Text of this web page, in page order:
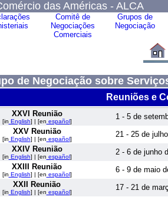
das Américas - ALCA
Comitê de
Negociações
Comerciais
Grupos de
Negociação
de Negociação sobre
Reuniões e
XXVI Reunião
[in English] | [en español]
1 - 5 de
XXV Reunião
[in English] | [en español]
21 - 25 de
XXIV Reunião
[in English] | [en español]
2 - 6 de junho
XXIII Reunião
[in English] | [en español]
6 - 9 de maio
XXII Reunião
[in English] | [en español]
17 - 21 de